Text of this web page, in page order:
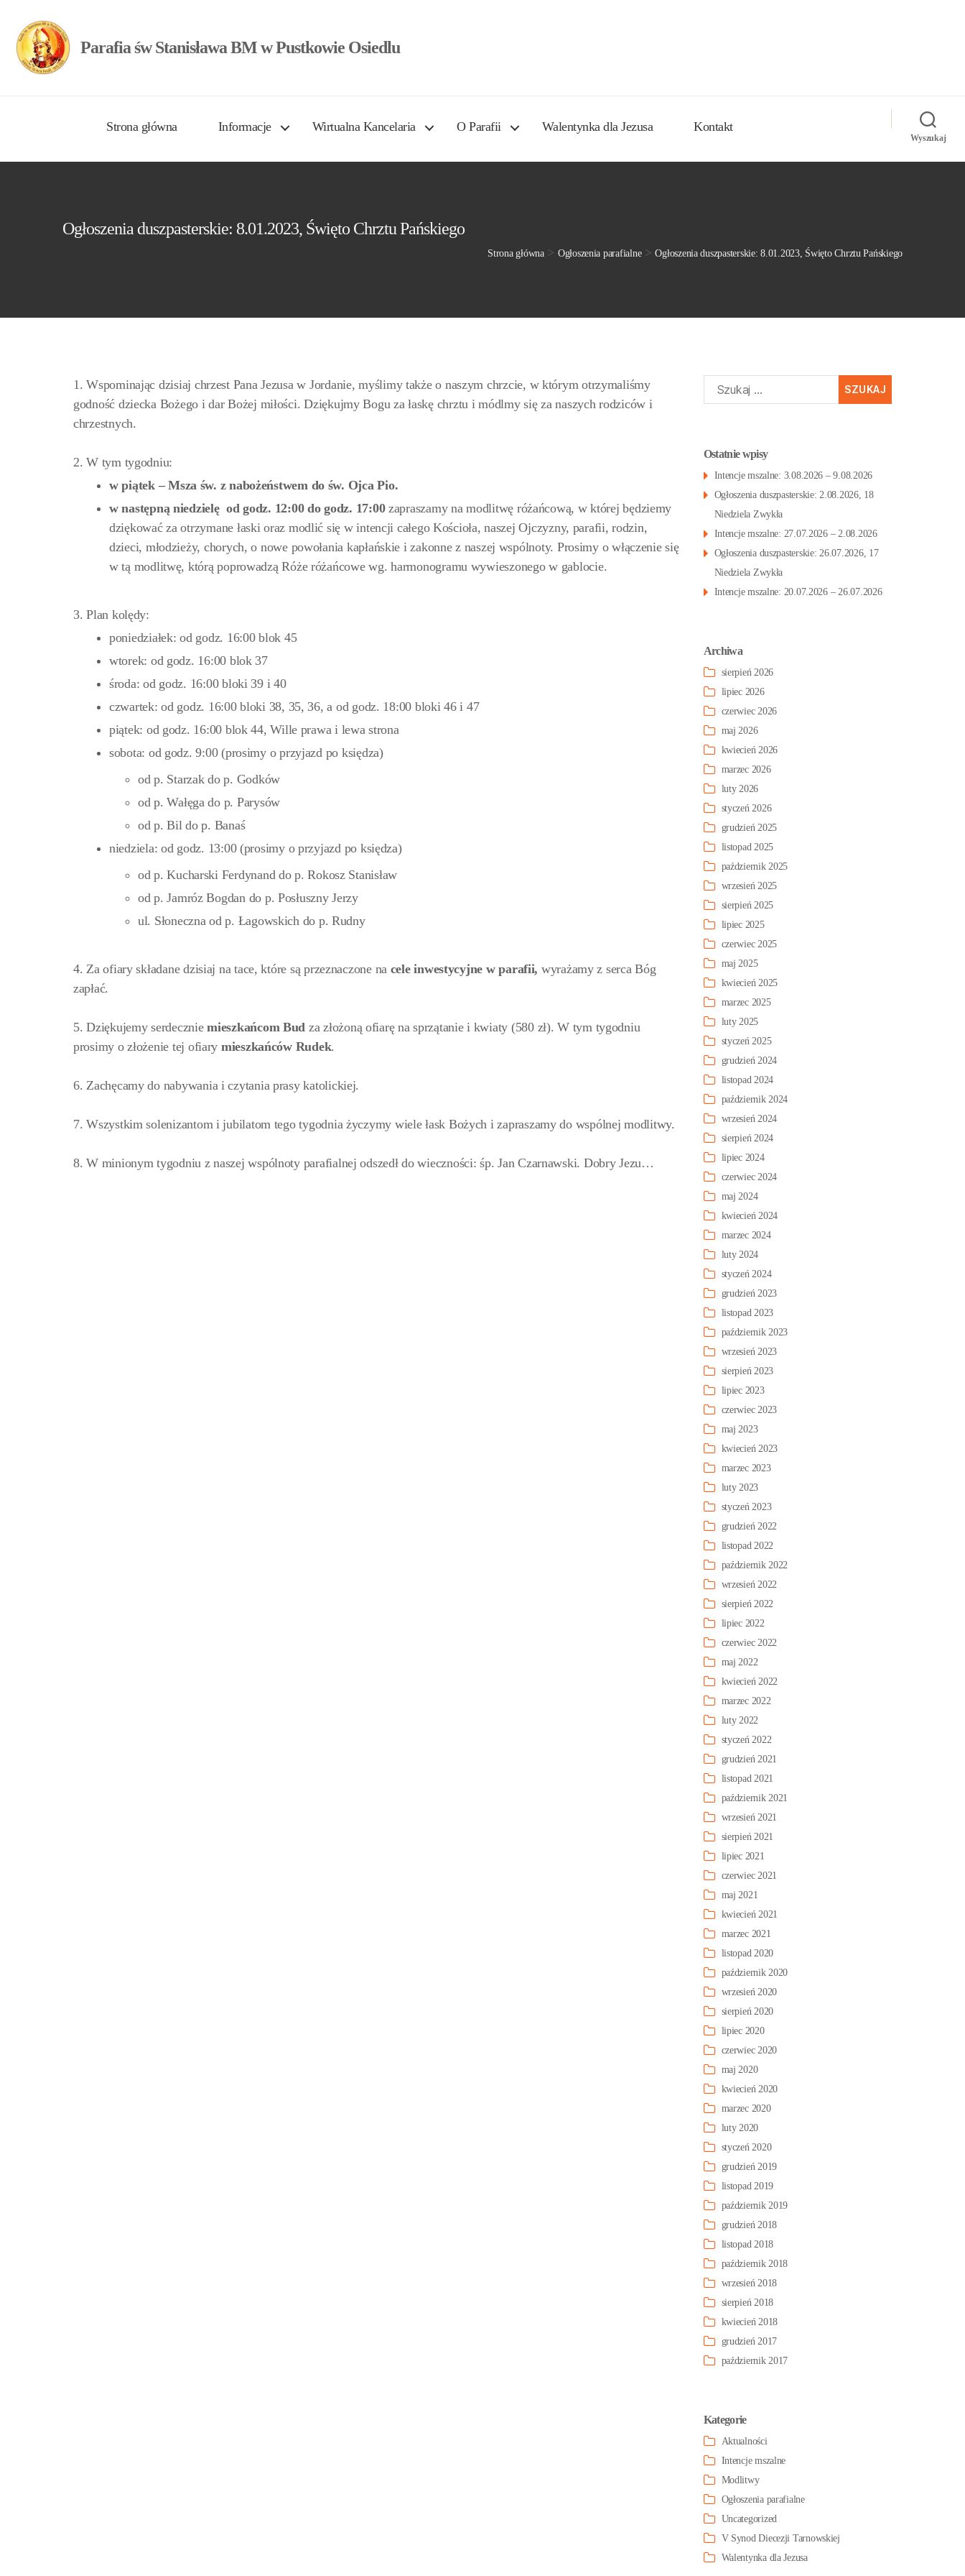
Parafia św Stanisława BM w Pustkowie Osiedlu
Strona główna Informacje Wirtualna Kancelaria O Parafii Walentynka dla Jezusa Kontakt
Wyszukaj
Ogłoszenia duszpasterskie: 8.01.2023, Święto Chrztu Pańskiego
Strona główna> Ogłoszenia parafialne>Ogłoszenia duszpasterskie: 8.01.2023, Święto Chrztu Pańskiego
1. Wspominając dzisiaj chrzest Pana Jezusa w Jordanie, myślimy także o naszym chrzcie, w którym otrzymaliśmy
godność dziecka Bożego i dar Bożej miłości. Dziękujmy Bogu za łaskę chrztu i módlmy się za naszych rodziców i
chrzestnych.
2. W tym tygodniu:
w piątek – Msza św. z nabożeństwem do św. Ojca Pio.
w następną niedzielę od godz. 12:00 do godz. 17:00 zapraszamy na modlitwę różańcową, w której będziemy
dziękować za otrzymane łaski oraz modlić się w intencji całego Kościoła, naszej Ojczyzny, parafii, rodzin,
dzieci, młodzieży, chorych, o nowe powołania kapłańskie i zakonne z naszej wspólnoty. Prosimy o włączenie się
w tą modlitwę, którą poprowadzą Róże różańcowe wg. harmonogramu wywieszonego w gablocie.
3. Plan kolędy:
poniedziałek: od godz. 16:00 blok 45
wtorek: od godz. 16:00 blok 37
środa: od godz. 16:00 bloki 39 i 40
czwartek: od godz. 16:00 bloki 38, 35, 36, a od godz. 18:00 bloki 46 i 47
piątek: od godz. 16:00 blok 44, Wille prawa i lewa strona
sobota: od godz. 9:00 (prosimy o przyjazd po księdza)
od p. Starzak do p. Godków
od p. Wałęga do p. Parysów
od p. Bil do p. Banaś
niedziela: od godz. 13:00 (prosimy o przyjazd po księdza)
od p. Kucharski Ferdynand do p. Rokosz Stanisław
od p. Jamróz Bogdan do p. Posłuszny Jerzy
ul. Słoneczna od p. Łagowskich do p. Rudny
4. Za ofiary składane dzisiaj na tace, które są przeznaczone na cele inwestycyjne w parafii, wyrażamy z serca Bóg
zapłać.
5. Dziękujemy serdeczniemieszkańcom Bud za złożoną ofiarę na sprzątanie i kwiaty (580 zł). W tym tygodniu
prosimy o złożenie tej ofiary mieszkańców Rudek.
6. Zachęcamy do nabywania i czytania prasy katolickiej.
7. Wszystkim solenizantom i jubilatom tego tygodnia życzymy wiele łask Bożych i zapraszamy do wspólnej modlitwy.
8. W minionym tygodniu z naszej wspólnoty parafialnej odszedł do wieczności: śp. Jan Czarnawski. Dobry Jezu…
Szukaj:
Ostatnie wpisy
Intencje mszalne: 3.08.2026 – 9.08.2026
Ogłoszenia duszpasterskie: 2.08.2026, 18
Niedziela Zwykła
Intencje mszalne: 27.07.2026 – 2.08.2026
Ogłoszenia duszpasterskie: 26.07.2026, 17
Niedziela Zwykła
Intencje mszalne: 20.07.2026 – 26.07.2026
Archiwa
sierpień 2026
lipiec 2026
czerwiec 2026
maj 2026
kwiecień 2026
marzec 2026
luty 2026
styczeń 2026
grudzień 2025
listopad 2025
październik 2025
wrzesień 2025
sierpień 2025
lipiec 2025
czerwiec 2025
maj 2025
kwiecień 2025
marzec 2025
luty 2025
styczeń 2025
grudzień 2024
listopad 2024
październik 2024
wrzesień 2024
sierpień 2024
lipiec 2024
czerwiec 2024
maj 2024
kwiecień 2024
marzec 2024
luty 2024
styczeń 2024
grudzień 2023
listopad 2023
październik 2023
wrzesień 2023
sierpień 2023
lipiec 2023
czerwiec 2023
maj 2023
kwiecień 2023
marzec 2023
luty 2023
styczeń 2023
grudzień 2022
listopad 2022
październik 2022
wrzesień 2022
sierpień 2022
lipiec 2022
czerwiec 2022
maj 2022
kwiecień 2022
marzec 2022
luty 2022
styczeń 2022
grudzień 2021
listopad 2021
październik 2021
wrzesień 2021
sierpień 2021
lipiec 2021
czerwiec 2021
maj 2021
kwiecień 2021
marzec 2021
listopad 2020
październik 2020
wrzesień 2020
sierpień 2020
lipiec 2020
czerwiec 2020
maj 2020
kwiecień 2020
marzec 2020
luty 2020
styczeń 2020
grudzień 2019
listopad 2019
październik 2019
grudzień 2018
listopad 2018
październik 2018
wrzesień 2018
sierpień 2018
kwiecień 2018
grudzień 2017
październik 2017
Kategorie
Aktualności
Intencje mszalne
Modlitwy
Ogłoszenia parafialne
Uncategorized
V Synod Diecezji Tarnowskiej
Walentynka dla Jezusa